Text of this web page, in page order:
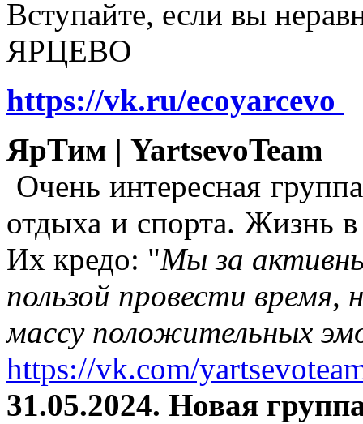
Вступайте, если вы
ЯРЦЕВО
https://vk.ru/ecoyarcevo
ЯрТим | YartsevoTeam
Очень интересная
отдыха и спорта. Жизнь
Их кредо: "Мы за
пользой провести время,
массу положительных
https://vk.com/
31.05.2024. Новая